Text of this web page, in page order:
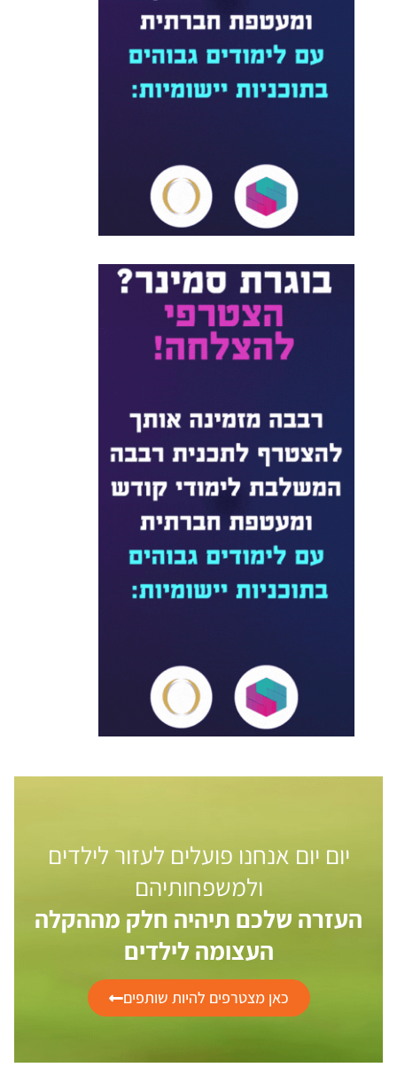
יום יום אנחנו פועלים לעזור לילדים
ולמשפחותיהם
העזרה שלכם תיהיה חלק מההקלה
העצומה לילדים
כאן מצטרפים להיות שותפים